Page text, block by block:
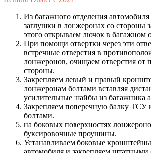
Из багажного отделения автомобиля
заглушки в лонжеронах со стороны
этого открываем лючок в багажном
При помощи отвертки через эти
встречные отверстия в
лонжеронов, очищаем отверстия от
стороны.
Закрепляем левый и правый
лонжеронам болтами вставляя
усилительные шайбы из багажника
Закрепляем поперечную балку ТСУ
болтами.
на боковых поверхностях
буксировочные проушины.
Устанавливаем боковые
автомобиля и закрепляем штатными